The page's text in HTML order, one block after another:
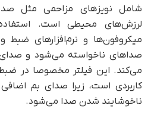
شامل نویزهای مزاحمی مثل
میکروفون‌ها و نرم‌افزارهای
صداهای ناخواسته می‌شود و صدای
می‌کند. این فیلتر مخصوصا در
کاربردی است، زیرا صدای بم
ناخوشایند شدن صدا می‌شود.